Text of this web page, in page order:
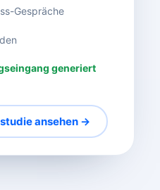
Gespräche
generiert
ansehen →